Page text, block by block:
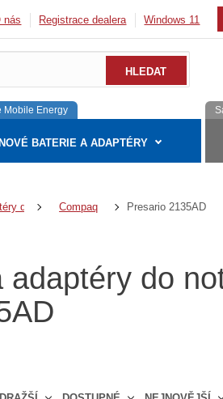
nás Registrace dealera Windows 11
Mobile Energy
NOVÉ BATERIE A ADAPTÉRY
do notebooků
Compaq Presario 2135AD
do